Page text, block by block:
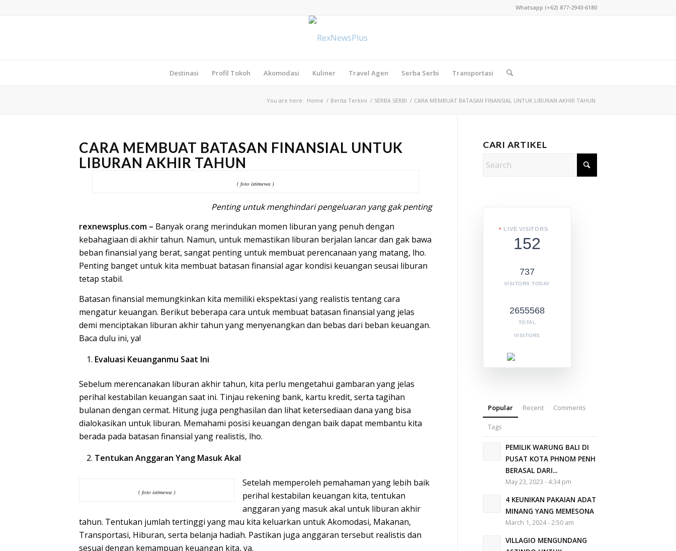
Whatsapp (+62) 877-2943-6180
Destinasi Profil Tokoh Akomodasi Kuliner Travel Agen Serba Serbi Transportasi
You are here: Home / Berita Terkini / SERBA SERBI / CARA MEMBUAT BATASAN FINANSIAL UNTUK LIBURAN AKHIR TAHUN
CARA MEMBUAT BATASAN FINANSIAL UNTUK
LIBURAN AKHIR TAHUN
( foto istimewa )
Penting untuk menghindari pengeluaran yang gak penting
rexnewsplus.com – Banyak orang merindukan momen liburan yang penuh dengan
kebahagiaan di akhir tahun. Namun, untuk memastikan liburan berjalan lancar dan gak bawa
beban finansial yang berat, sangat penting untuk membuat perencanaan yang matang, lho.
Penting banget untuk kita membuat batasan finansial agar kondisi keuangan seusai liburan
tetap stabil.
Batasan finansial memungkinkan kita memiliki ekspektasi yang realistis tentang cara
mengatur keuangan. Berikut beberapa cara untuk membuat batasan finansial yang jelas
demi menciptakan liburan akhir tahun yang menyenangkan dan bebas dari beban keuangan.
Baca dulu ini, ya!
Evaluasi Keuanganmu Saat Ini
Sebelum merencanakan liburan akhir tahun, kita perlu mengetahui gambaran yang jelas
perihal kestabilan keuangan saat ini. Tinjau rekening bank, kartu kredit, serta tagihan
bulanan dengan cermat. Hitung juga penghasilan dan lihat ketersediaan dana yang bisa
dialokasikan untuk liburan. Memahami posisi keuangan dengan baik dapat membantu kita
berada pada batasan finansial yang realistis, lho.
Tentukan Anggaran Yang Masuk Akal
( foto istimewa )
Setelah memperoleh pemahaman yang lebih baik
perihal kestabilan keuangan kita, tentukan
anggaran yang masuk akal untuk liburan akhir
tahun. Tentukan jumlah tertinggi yang mau kita keluarkan untuk Akomodasi, Makanan,
Transportasi, Hiburan, serta belanja hadiah. Pastikan juga anggaran tersebut realistis dan
sesuai dengan kemampuan keuangan kita, ya.
CARI ARTIKEL
LIVE VISITORS
152
737
VISITORS TODAY
2655568
TOTAL
VISITORS
Popular Recent Comments
Tags
PEMILIK WARUNG BALI DI
PUSAT KOTA PHNOM PENH
BERASAL DARI...
May 23, 2023 - 4:34 pm
4 KEUNIKAN PAKAIAN ADAT
MINANG YANG MEMESONA
March 1, 2024 - 2:50 am
VILLAGIO MENGUNDANG